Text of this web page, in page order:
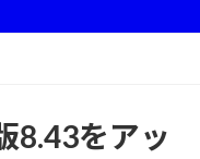
8.43をアッ